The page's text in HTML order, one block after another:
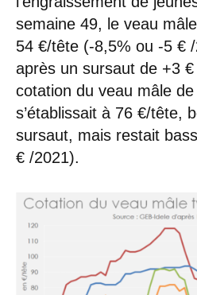
semaine 49, le veau
54 €/tête (-8,5% ou -5 €
après un sursaut de +3
cotation du veau mâle
s’établissait à 76 €/tête,
sursaut, mais restait
€ /2021).